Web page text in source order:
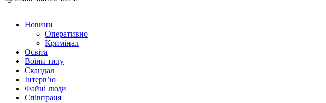
Новини
Оперативно
Кримінал
Освіта
Воїни тилу
Скандал
Інтерв’ю
Файні люди
Співпраця